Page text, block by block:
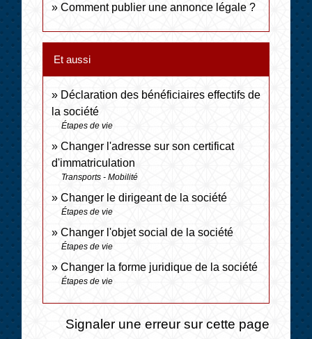
Comment publier une annonce légale ?
Et aussi
Déclaration des bénéficiaires effectifs de
la société
Étapes de vie
Changer l'adresse sur son certificat
d'immatriculation
Transports - Mobilité
Changer le dirigeant de la société
Étapes de vie
Changer l'objet social de la société
Étapes de vie
Changer la forme juridique de la société
Étapes de vie
Signaler une erreur sur cette page